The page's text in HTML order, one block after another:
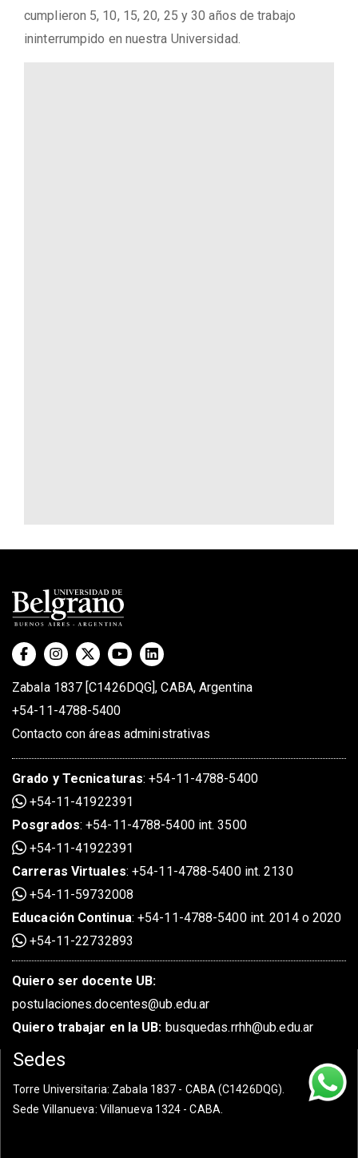
cumplieron 5, 10, 15, 20, 25 y 30 años de trabajo
ininterrumpido en nuestra Universidad.
Zabala 1837 [C1426DQG], CABA, Argentina
+54-11-4788-5400
Contacto con áreas administrativas
Grado y Tecnicaturas:+54-11-4788-5400
+54-11-41922391
Posgrados:+54-11-4788-5400 int. 3500
+54-11-41922391
Carreras Virtuales:+54-11-4788-5400 int. 2130
+54-11-59732008
Educación Continua:+54-11-4788-5400 int. 2014 o 2020
+54-11-22732893
Quiero ser docente UB:
postulaciones.docentes@ub.edu.ar
Quiero trabajar en la UB: busquedas.rrhh@ub.edu.ar
Sedes
Torre Universitaria: Zabala 1837 - CABA (C1426DQG).
Sede Villanueva: Villanueva 1324 - CABA.